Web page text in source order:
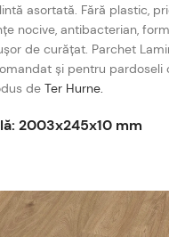
asortată. Fără plastic,
nocive, antibacterian,
de curățat. Parchet
și pentru pardoseli
de Ter Hurne.
2003x245x10 mm